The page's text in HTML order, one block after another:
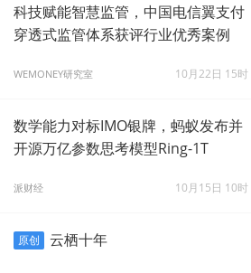
科技赋能智慧监管，中国电信翼支付
穿透式监管体系获评行业优秀案例
WEMONEY研究室 10月22日 15时
数学能力对标IMO银牌，蚂蚁发布并
开源万亿参数思考模型Ring-1T
派财经 10月15日 10时
原创 云栖十年